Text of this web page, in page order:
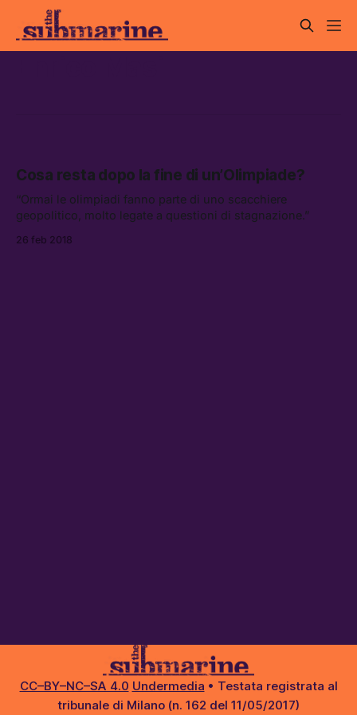
Cosa resta dopo la fine di un’Olimpiade?
“Ormai le olimpiadi fanno parte di uno scacchiere
geopolitico, molto legate a questioni di stagnazione.”
26 feb 2018
CC–BY–NC–SA 4.0 Undermedia • Testata registrata al
tribunale di Milano (n. 162 del 11/05/2017)